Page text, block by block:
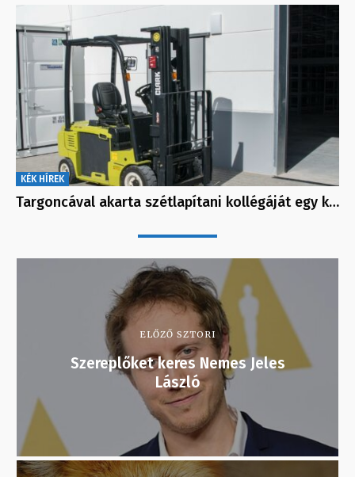
KÉK HÍREK
Targoncával akarta szétlapítani kollégáját egy k…
ELŐZŐ SZTORI
Szereplőket keres Nemes Jeles
László